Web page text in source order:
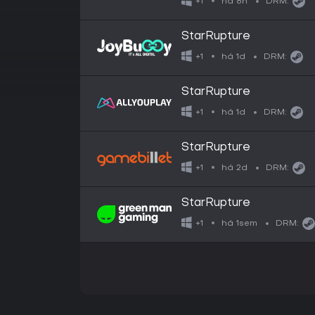
StarRupture
+1 há 1d DRM:
StarRupture
+1 há 1d DRM:
StarRupture
+1 há 2d DRM:
StarRupture
+1 há 1sem DRM: